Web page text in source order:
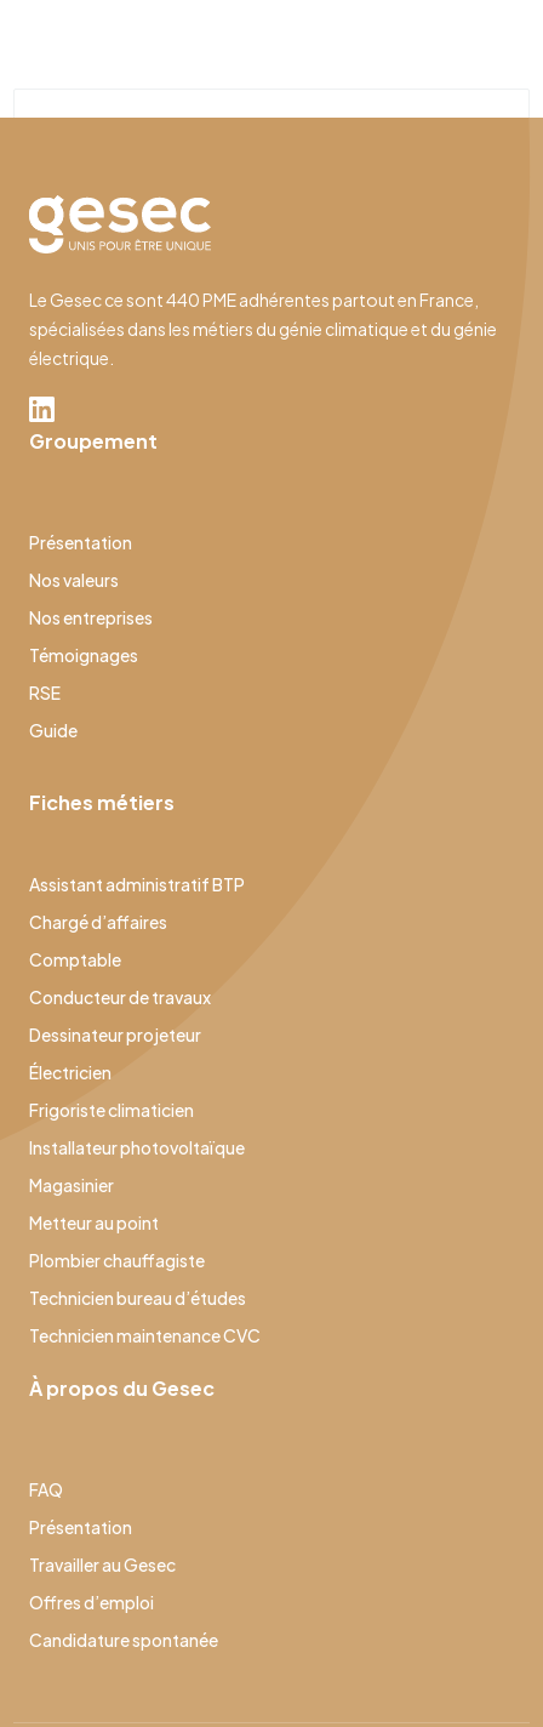
Le Gesec ce sont 440 PME adhérentes partout en France,
spécialisées dans les métiers du génie climatique et du génie
électrique.
Groupement
Présentation
Nos valeurs
Nos entreprises
Témoignages
RSE
Guide
Fiches métiers
Assistant administratif BTP
Chargé d’affaires
Comptable
Conducteur de travaux
Dessinateur projeteur
Électricien
Frigoriste climaticien
Installateur photovoltaïque
Magasinier
Metteur au point
Plombier chauffagiste
Technicien bureau d’études
Technicien maintenance CVC
À propos du Gesec
FAQ
Présentation
Travailler au Gesec
Offres d’emploi
Candidature spontanée